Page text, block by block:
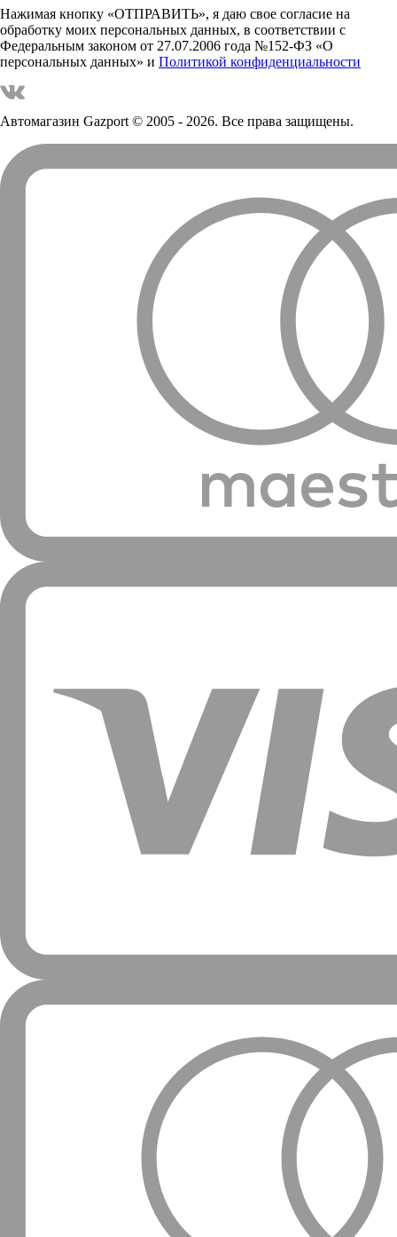
Нажимая кнопку «ОТПРАВИТЬ», я даю свое согласие на
обработку моих персональных данных, в соответствии с
Федеральным законом от 27.07.2006 года №152-ФЗ «О
персональных данных» и Политикой конфиденциальности
Автомагазин Gazport© 2005 - 2026. Все права защищены.